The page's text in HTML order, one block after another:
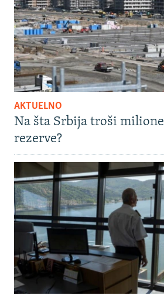
AKTUELNO
Na šta Srbija troši
rezerve?